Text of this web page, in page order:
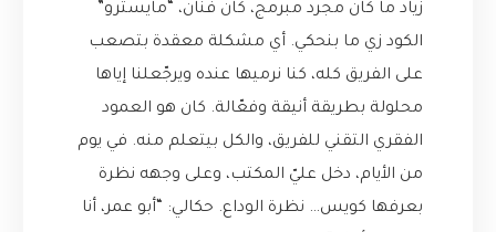
زياد ما كان مجرد مبرمج، كان فنان، “مايسترو”
الكود زي ما بنحكي. أي مشكلة معقدة بتصعب
على الفريق كله، كنا نرميها عنده ويرجّعلنا إياها
محلولة بطريقة أنيقة وفعّالة. كان هو العمود
الفقري التقني للفريق، والكل بيتعلم منه. في يوم
من الأيام، دخل عليّ المكتب، وعلى وجهه نظرة
بعرفها كويس… نظرة الوداع. حكالي: “أبو عمر، أنا